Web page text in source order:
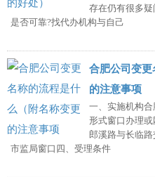
存在仍有很多
是否可靠?找代办机构与自己
合肥公司变
的注意事项
一、实施机构
形式窗口办理
郎溪路与长临
市监局窗口四、受理条件